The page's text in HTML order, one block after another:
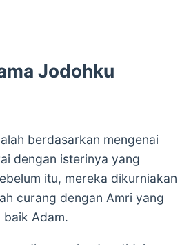
Jodohku
berdasarkan mengenai
dengan isterinya yang
itu, mereka dikurniakan
curang dengan Amri yang
baik Adam.